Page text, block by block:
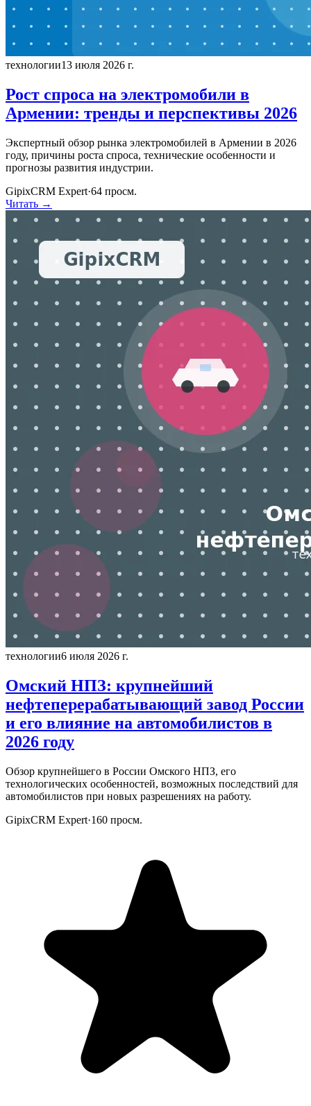
технологии13 июля 2026 г.
Рост спроса на электромобили в
Армении: тренды и перспективы 2026
Экспертный обзор рынка электромобилей в Армении в 2026
году, причины роста спроса, технические особенности и
прогнозы развития индустрии.
GipixCRM Expert·64 просм.
Читать →
технологии6 июля 2026 г.
Омский НПЗ: крупнейший
нефтеперерабатывающий завод России
и его влияние на автомобилистов в
2026 году
Обзор крупнейшего в России Омского НПЗ, его
технологических особенностей, возможных последствий для
автомобилистов при новых разрешениях на работу.
GipixCRM Expert·160 просм.